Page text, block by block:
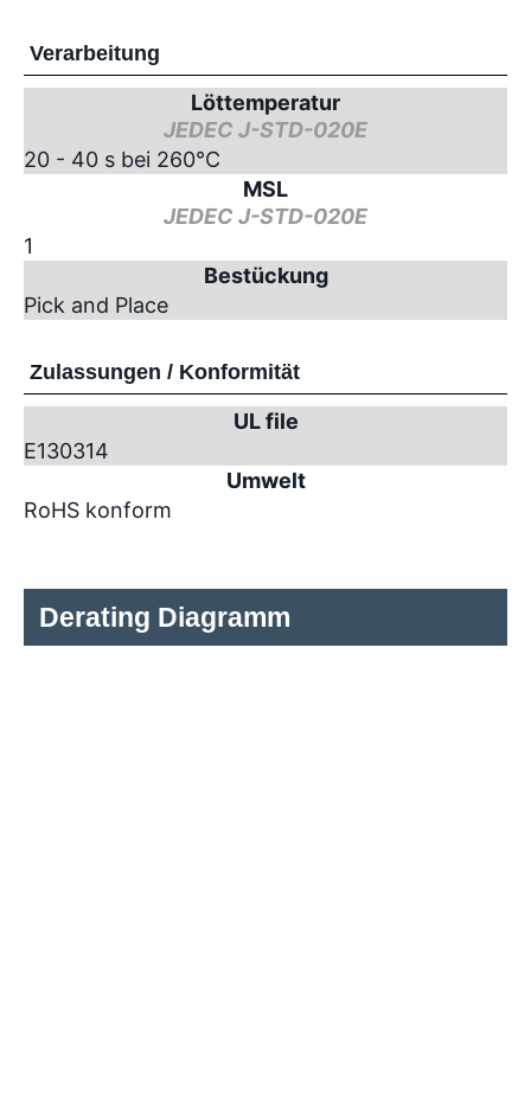
Verarbeitung
Löttemperatur
JEDEC J-STD-020E
20 - 40 s bei 260°C
MSL
JEDEC J-STD-020E
1
Bestückung
Pick and Place
Zulassungen / Konformität
UL file
E130314
Umwelt
RoHS konform
Derating Diagramm